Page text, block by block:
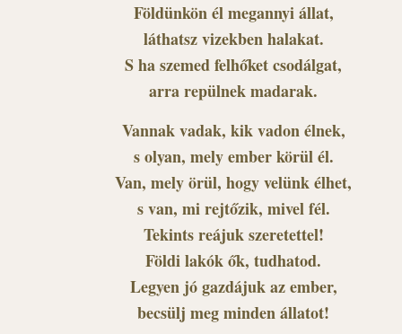
Földünkön él megannyi állat,
láthatsz vizekben halakat.
S ha szemed felhőket csodálgat,
arra repülnek madarak.
Vannak vadak, kik vadon élnek,
s olyan, mely ember körül él.
Van, mely örül, hogy velünk élhet,
s van, mi rejtőzik, mivel fél.
Tekints reájuk szeretettel!
Földi lakók ők, tudhatod.
Legyen jó gazdájuk az ember,
becsülj meg minden állatot!